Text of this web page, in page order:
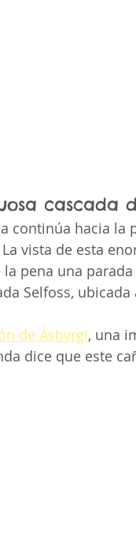
cascada
continúa hacia la
vista de esta
pena una
Selfoss,
de Ásbyrgi, una
dice que este